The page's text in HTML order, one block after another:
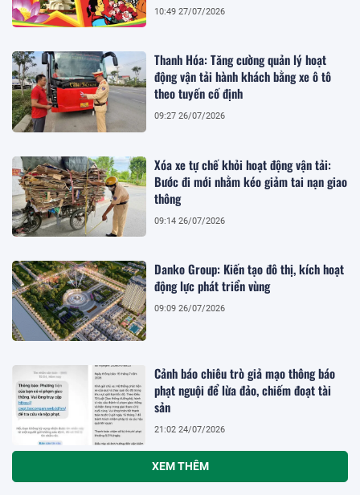
10:49 27/07/2026
Thanh Hóa: Tăng cường quản lý hoạt
động vận tải hành khách bằng xe ô tô
theo tuyến cố định
09:27 26/07/2026
Xóa xe tự chế khỏi hoạt động vận tải:
Bước đi mới nhằm kéo giảm tai nạn giao
thông
09:14 26/07/2026
Danko Group: Kiến tạo đô thị, kích hoạt
động lực phát triển vùng
09:09 26/07/2026
Cảnh báo chiêu trò giả mạo thông báo
phạt nguội để lừa đảo, chiếm đoạt tài
sản
21:02 24/07/2026
Đắk Lắk: Dừng đỗ đón trả khách gần